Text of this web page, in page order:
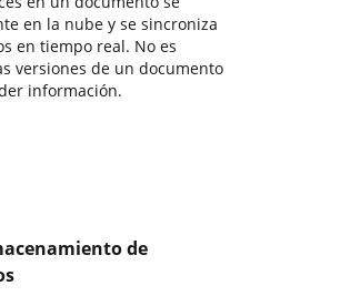
en la nube y se sincroniza
en tiempo real. No es
versiones de un documento
información.
de